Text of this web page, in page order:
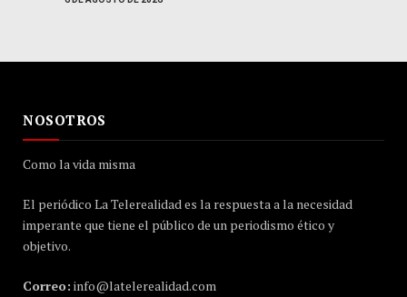
NOSOTROS
Como la vida misma
El periódico La Telerealidad es la respuesta a la necesidad
imperante que tiene el público de un periodismo ético y
objetivo.
Correo: info@latelerealidad.com